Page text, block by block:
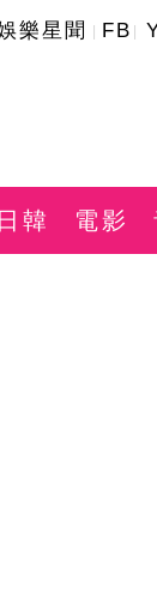
樂星聞 FB
日韓 電影